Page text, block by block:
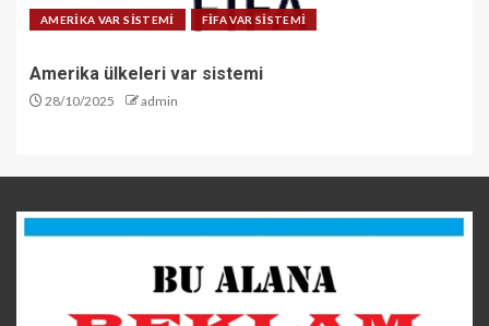
AMERİKA VAR SİSTEMİ FİFA VAR SİSTEMİ
Amerika ülkeleri var sistemi
28/10/2025 admin